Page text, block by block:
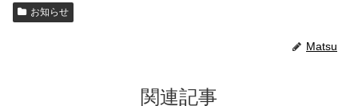
お知らせ
Matsu
関連記事